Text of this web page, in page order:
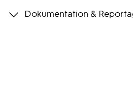
Dokumentation &